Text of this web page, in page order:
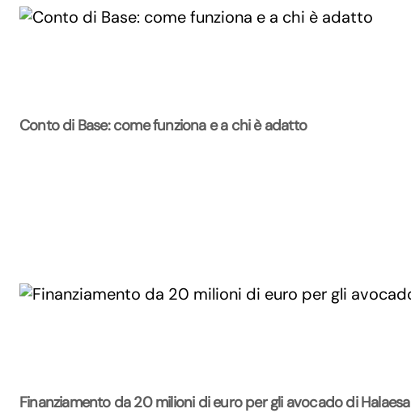
Conto di Base: come funziona e a chi è adatto
Finanziamento da 20 milioni di euro per gli avocado di Halaesa